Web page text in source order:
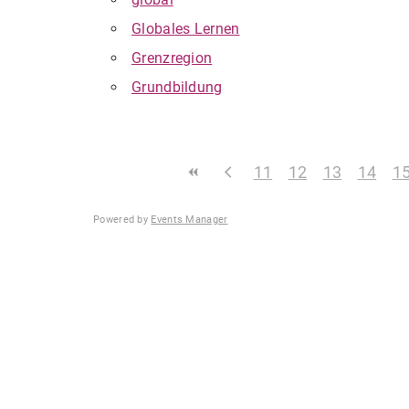
Globales Lernen
Grenzregion
Grundbildung
11 12 13 14
Powered by Events Manager